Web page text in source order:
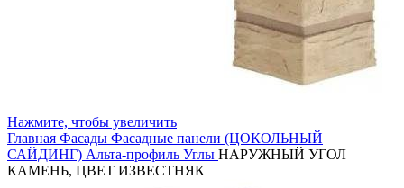
Нажмите, чтобы увеличить
Главная Фасады Фасадные панели (ЦОКОЛЬНЫЙ
САЙДИНГ) Альта-профиль Углы НАРУЖНЫЙ УГОЛ
КАМЕНЬ, ЦВЕТ ИЗВЕСТНЯК